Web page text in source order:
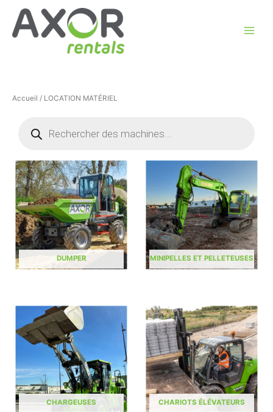
contenu
Accueil / LOCATION MATÉRIEL
produits
DUMPER MINIPELLES ET PELLETEUSES
CHARGEUSES CHARIOTS ÉLÉVATEURS